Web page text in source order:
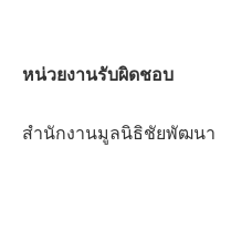
หน่วยงานรับผิดชอบ
สำนักงานมูลนิธิชัยพัฒนา